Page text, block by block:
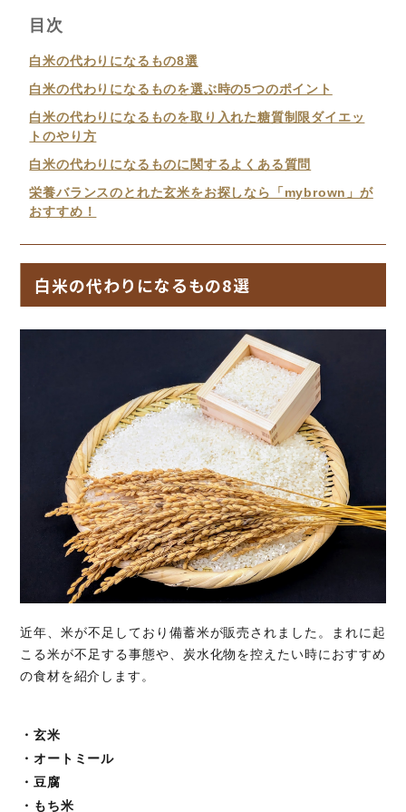
目次
白米の代わりになるもの8選
白米の代わりになるものを選ぶ時の5つのポイント
白米の代わりになるものを取り入れた糖質制限ダイエッ
トのやり方
白米の代わりになるものに関するよくある質問
栄養バランスのとれた玄米をお探しなら「mybrown」が
おすすめ！
白米の代わりになるもの8選
近年、米が不足しており備蓄米が販売されました。まれに起
こる米が不足する事態や、炭水化物を控えたい時におすすめ
の食材を紹介します。
・玄米
・オートミール
・豆腐
・もち米